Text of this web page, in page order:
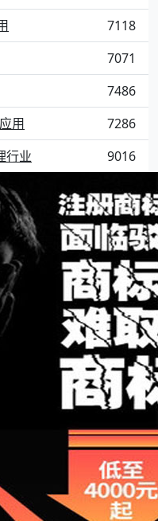
7118
7071
7486
用
7286
行业
9016